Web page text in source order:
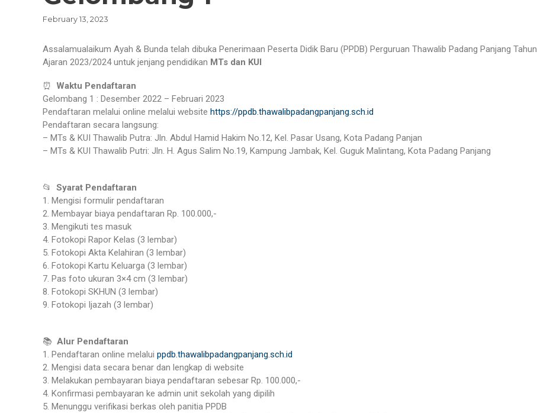
February 13, 2023
Assalamualaikum Ayah & Bunda telah dibuka Penerimaan Peserta Didik Baru (PPDB) Perguruan Thawalib Padang Panjang Tahun
Ajaran 2023/2024 untuk jenjang pendidikan MTs dan KUI
⏰ Waktu Pendaftaran
Gelombang 1 : Desember 2022 – Februari 2023
Pendaftaran melalui online melalui website https://ppdb.thawalibpadangpanjang.sch.id
Pendaftaran secara langsung:
– MTs & KUI Thawalib Putra: Jln. Abdul Hamid Hakim No.12, Kel. Pasar Usang, Kota Padang Panjan
– MTs & KUI Thawalib Putri: Jln. H. Agus Salim No.19, Kampung Jambak, Kel. Guguk Malintang, Kota Padang Panjang
📂 Syarat Pendaftaran
1. Mengisi formulir pendaftaran
2. Membayar biaya pendaftaran Rp. 100.000,-
3. Mengikuti tes masuk
4. Fotokopi Rapor Kelas (3 lembar)
5. Fotokopi Akta Kelahiran (3 lembar)
6. Fotokopi Kartu Keluarga (3 lembar)
7. Pas foto ukuran 3×4 cm (3 lembar)
8. Fotokopi SKHUN (3 lembar)
9. Fotokopi Ijazah (3 lembar)
📚 Alur Pendaftaran
1. Pendaftaran online melalui ppdb.thawalibpadangpanjang.sch.id
2. Mengisi data secara benar dan lengkap di website
3. Melakukan pembayaran biaya pendaftaran sebesar Rp. 100.000,-
4. Konfirmasi pembayaran ke admin unit sekolah yang dipilih
5. Menunggu verifikasi berkas oleh panitia PPDB